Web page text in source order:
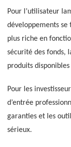
Pour l’utilisateur
développements
plus riche en
sécurité des fonds,
produits
Pour les
d’entrée
garanties et les
sérieux.